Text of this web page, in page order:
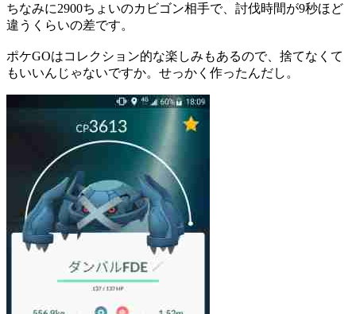
ちなみに2900ちょいのカビゴン相手で、討伐時間が9秒ほど
違うくらいの差です。
ポケGOはコレクション的な楽しみもあるので、捨てなくて
もいいんじゃないですか。せっかく作ったんだし。